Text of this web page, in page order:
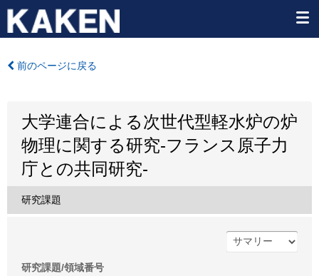
前のページに戻る
大学連合による次世代型軽水炉の炉
物理に関する研究-フランス原子力
庁との共同研究-
研究課題
研究課題/領域番号